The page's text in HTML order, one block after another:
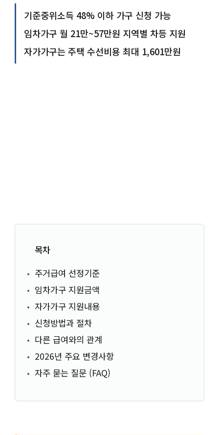
기준중위소득 48% 이하 가구 신청 가능
임차가구 월 21만~57만원 지역별 차등 지원
자가가구는 주택 수선비용 최대 1,601만원
목차
주거급여 선정기준
임차가구 지원금액
자가가구 지원내용
신청방법과 절차
다른 급여와의 관계
2026년 주요 변경사항
자주 묻는 질문 (FAQ)